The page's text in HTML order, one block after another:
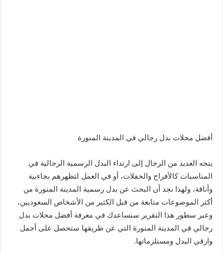
أفضل محلات بدل رجالي في المدينة المنورة
يتجه العديد من الرجال إلى ارتداء البدل الرسمية الرجالية في
المناسبات كالأفراح والحفلات، أو في العمل لتظهرهم بجاءبية
وأناقة، ولهذا نجد أن البحث عن بدل رسمية المدينة المنورة من
أكثر الموضوعات متابعة من قبل الكثير من الأشخاص السعوديين،
وعبر سطور هذا التقرير سنساعدك في معرفة أفضل محلات بدل
رجالي في المدينة المنورة التي عن طريقها ستحصل على أجمل
وارقي البدل ومستلزماتها.